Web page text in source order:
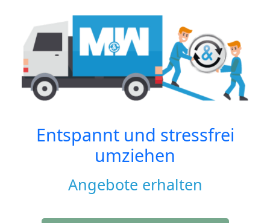
Entspannt und stressfrei
umziehen
Angebote erhalten